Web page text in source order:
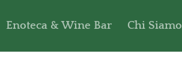
Enoteca & Wine Bar Chi Siamo